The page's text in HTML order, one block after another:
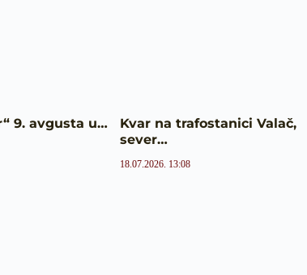
9. avgusta u…
Kvar na trafostanici Valač,
sever…
18.07.2026. 13:08